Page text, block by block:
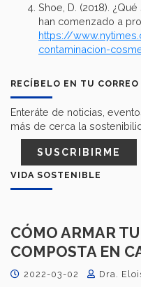
Shoe, D. (2018).
han comenzado a
https://
contaminacion-
RECÍBELO EN TU CORREO
Enteráte de noticias,
más de cerca la
SUSCRIBIRME
VIDA SOSTENIBLE
CÓMO ARMAR
COMPOSTA EN
2022-03-02 Dra.